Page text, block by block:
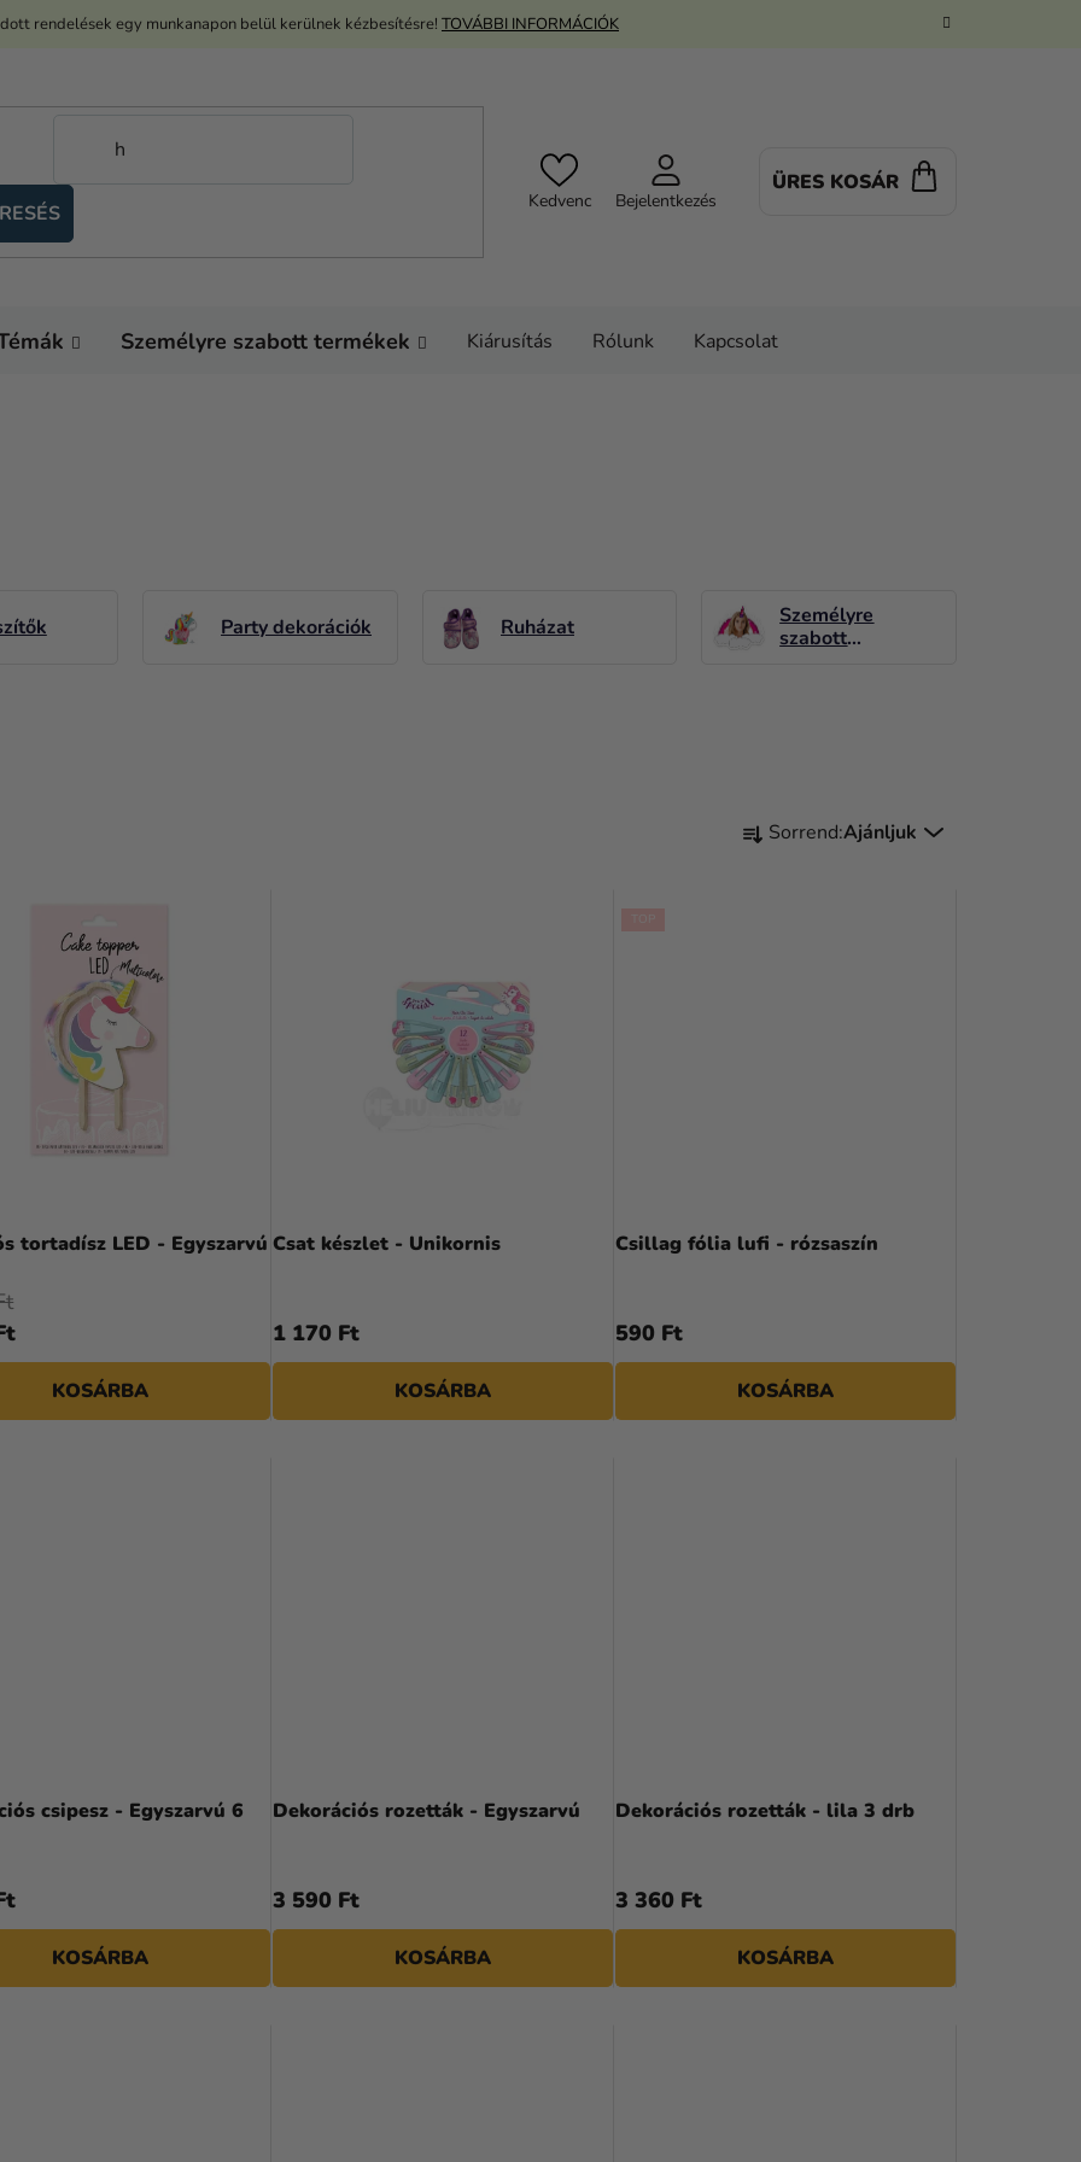
rendelések egy munkanapon belül kerülnek kézbesítésre! TOVÁBBI INFORMÁCIÓK
Kedvenc Bejelentkezés
ÜRES KOSÁR
Személyre szabott termékek Kiárusítás Rólunk Kapcsolat
Party dekorációk Ruházat
Személyre
szabott
T
N
Z
É
Sorrend:Ajánljuk
tortadísz LED - Egyszarvú
KOSÁRBA
Csat készlet - Unikornis
1 170 Ft
KOSÁRBA
Csillag fólia lufi - rózsaszín
590 Ft
KOSÁRBA
csipesz - Egyszarvú 6
KOSÁRBA
Dekorációs rozetták - Egyszarvú
3 590 Ft
KOSÁRBA
Dekorációs rozetták - lila 3 drb
3 360 Ft
KOSÁRBA